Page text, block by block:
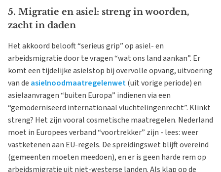
5. Migratie en asiel: streng in woorden,
zacht in daden
Het akkoord belooft “serieus grip” op asiel- en
arbeidsmigratie door te vragen “wat ons land aankan”. Er
komt een tijdelijke asielstop bij overvolle opvang, uitvoering
van de asielnoodmaatregelenwet(uit vorige periode) en
asielaanvragen “buiten Europa” indienen via een
“gemoderniseerd internationaal vluchtelingenrecht”. Klinkt
streng? Het zijn vooral cosmetische maatregelen. Nederland
moet in Europees verband “voortrekker” zijn - lees: weer
vastketenen aan EU-regels. De spreidingswet blijft overeind
(gemeenten moeten meedoen), en er is geen harde rem op
arbeidsmigratie uit niet-westerse landen. Als klap op de